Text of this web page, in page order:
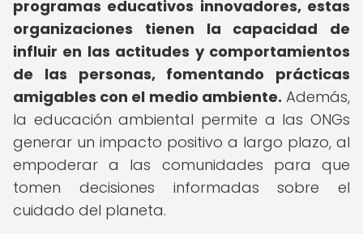
programas educativos innovadores, estas
organizaciones tienen la capacidad de
influir en las actitudes y comportamientos
de las personas, fomentando prácticas
amigables con el medio ambiente. Además,
la educación ambiental permite a las ONGs
generar un impacto positivo a largo plazo, al
empoderar a las comunidades para que
tomen decisiones informadas sobre el
cuidado del planeta.